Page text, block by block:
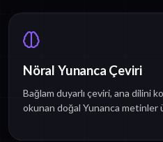
Nöral Yunanca Çeviri
Bağlam duyarlı çeviri, ana dilini
okunan doğal Yunanca metinler